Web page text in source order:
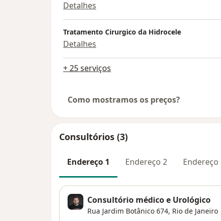
Detalhes
Tratamento Cirurgico da Hidrocele
Detalhes
+ 25 serviços
Como mostramos os preços?
Consultórios (3)
Endereço 1 Endereço 2 Endereço
Consultório médico e Urológico
Rua Jardim Botânico 674, Rio de Janeiro